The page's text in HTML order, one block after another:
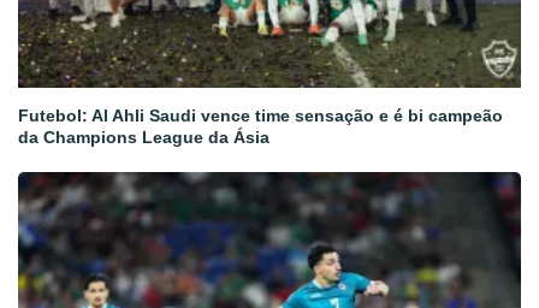
Futebol: Al Ahli Saudi vence time sensação e é bi campeão
da Champions League da Ásia